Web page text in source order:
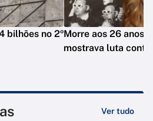
bilhões no 2ºMorre aos 26 anos
mostrava luta
Ver tudo